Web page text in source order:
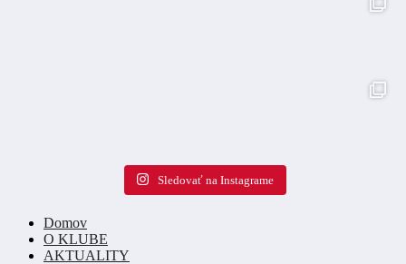
Sledovať na Instagrame
Domov
O KLUBE
AKTUALITY